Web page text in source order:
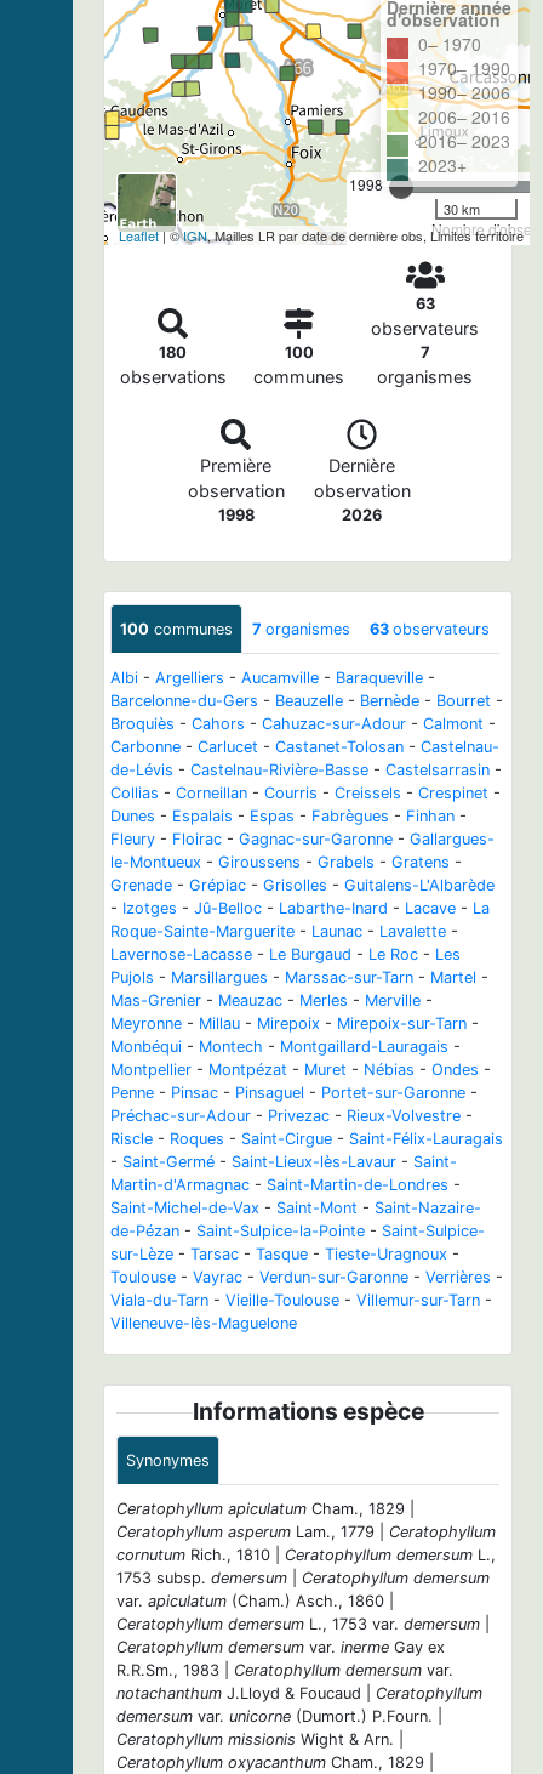
1998
Nombre
Dernière année
d'observation
0– 1970
1970– 1990
1990– 2006
2006– 2016
2016– 2023
2023+
30 km
Leaflet| ©IGN, Mailles LR par date de dernière obs, Limites territoire
180
observations
100
communes
63
observateurs
7
organismes
Première
observation
1998
Dernière
observation
2026
100 communes 7 organismes 63 observateurs
Albi - Argelliers - Aucamville - Baraqueville -
Barcelonne-du-Gers - Beauzelle - Bernède - Bourret -
Broquiès - Cahors - Cahuzac-sur-Adour - Calmont -
Carbonne - Carlucet - Castanet-Tolosan - Castelnau-
de-Lévis - Castelnau-Rivière-Basse - Castelsarrasin -
Collias - Corneillan - Courris - Creissels - Crespinet -
Dunes - Espalais - Espas - Fabrègues - Finhan -
Fleury - Floirac - Gagnac-sur-Garonne - Gallargues-
le-Montueux - Giroussens - Grabels - Gratens -
Grenade - Grépiac - Grisolles - Guitalens-L'Albarède
- Izotges - Jû-Belloc - Labarthe-Inard - Lacave - La
Roque-Sainte-Marguerite - Launac - Lavalette -
Lavernose-Lacasse - Le Burgaud - Le Roc - Les
Pujols - Marsillargues - Marssac-sur-Tarn - Martel -
Mas-Grenier - Meauzac - Merles - Merville -
Meyronne - Millau - Mirepoix - Mirepoix-sur-Tarn -
Monbéqui - Montech - Montgaillard-Lauragais -
Montpellier - Montpézat - Muret - Nébias - Ondes -
Penne - Pinsac - Pinsaguel - Portet-sur-Garonne -
Préchac-sur-Adour - Privezac - Rieux-Volvestre -
Riscle - Roques - Saint-Cirgue - Saint-Félix-Lauragais
- Saint-Germé - Saint-Lieux-lès-Lavaur - Saint-
Martin-d'Armagnac - Saint-Martin-de-Londres -
Saint-Michel-de-Vax - Saint-Mont - Saint-Nazaire-
de-Pézan - Saint-Sulpice-la-Pointe - Saint-Sulpice-
sur-Lèze - Tarsac - Tasque - Tieste-Uragnoux -
Toulouse - Vayrac - Verdun-sur-Garonne - Verrières -
Viala-du-Tarn - Vieille-Toulouse - Villemur-sur-Tarn -
Villeneuve-lès-Maguelone
Informations espèce
Synonymes
Ceratophyllum apiculatum Cham., 1829 |
Ceratophyllum asperum Lam., 1779 | Ceratophyllum
cornutum Rich., 1810 | Ceratophyllum demersum L.,
1753 subsp. demersum
Ceratophyllum demersum
var. apiculatum (Cham.) Asch., 1860 |
Ceratophyllum demersum L., 1753 var. demersum
Ceratophyllum demersum var. inerme Gay ex
R.R.Sm., 1983 | Ceratophyllum demersum var.
notachanthum J.Lloyd & Foucaud | Ceratophyllum
demersum var. unicorne (Dumort.) P.Fourn. |
Ceratophyllum missionis Wight & Arn. |
Ceratophyllum oxyacanthum Cham., 1829 |